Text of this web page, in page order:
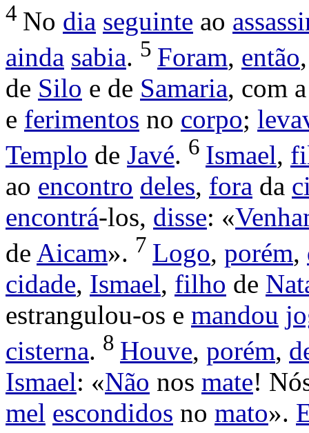
4 No dia seguinte ao
ainda sabia. 5 Foram, então
de Silo e de Samaria, com
e ferimentos no corpo;
Templo de Javé. 6 Ismael,
ao encontro deles, fora da
encontrá-los, disse: «
de Aicam». 7 Logo, porém,
cidade, Ismael, filho de
estrangulou-os e mandou
cisterna. 8 Houve, porém,
Ismael: «Não nos mate!
mel escondidos no mato».